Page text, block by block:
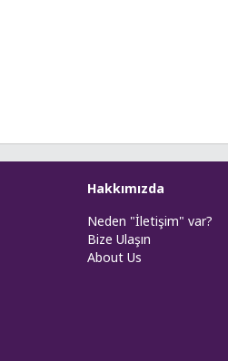
Hakkımızda
Neden "İletişim" var?
Bize Ulaşın
About Us